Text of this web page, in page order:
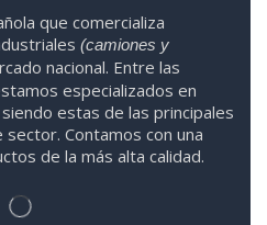
que comercializa
(camiones y
nacional. Entre las
mos especializados en
siendo estas de las principales
Contamos con una
de la más alta calidad.